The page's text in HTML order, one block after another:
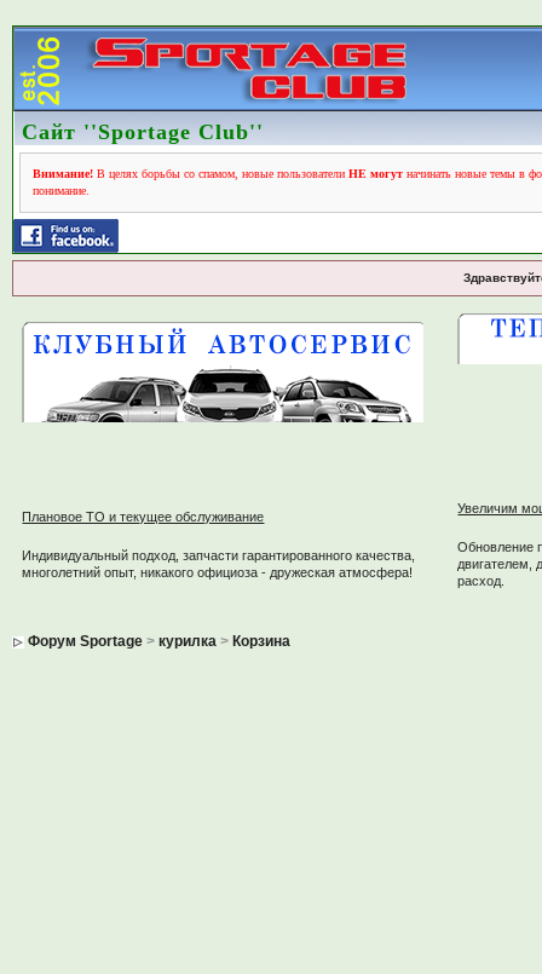
Сайт ''Sportage Club''
Внимание!В целях борьбы со спамом, новые пользователи НЕ могутначинать новые темы в
понимание.
Плановое ТО и текущее обслуживание
Индивидуальный подход, запчасти гарантированного качества,
многолетний опыт, никакого официоза - дружеская атмосфера!
Увеличим
Обновление
двигателем,
расход.
Форум Sportage> курилка> Корзина